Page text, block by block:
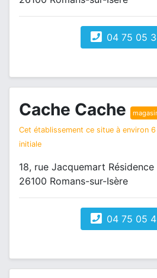
04 75 05
Cache Cache
Cet établissement ce situe à environ
initiale
18, rue Jacquemart
26100 Romans-sur-Isère
04 75 05